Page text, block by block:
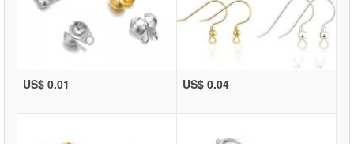
US$ 0.01 US$ 0.04